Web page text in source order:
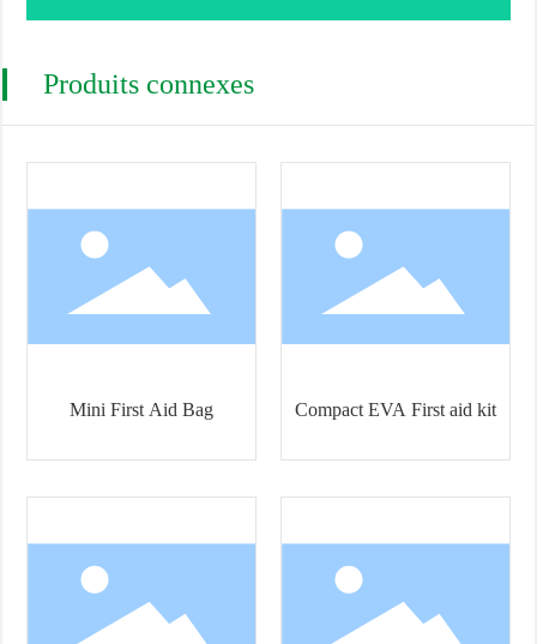
Produits connexes
Mini First Aid Bag Compact EVA First aid kit